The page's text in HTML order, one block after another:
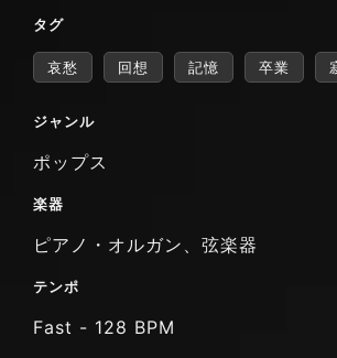
タグ
哀愁 回想 記憶 卒業
ジャンル
ポップス
楽器
ピアノ・オルガン、弦楽器
テンポ
Fast - 128 BPM